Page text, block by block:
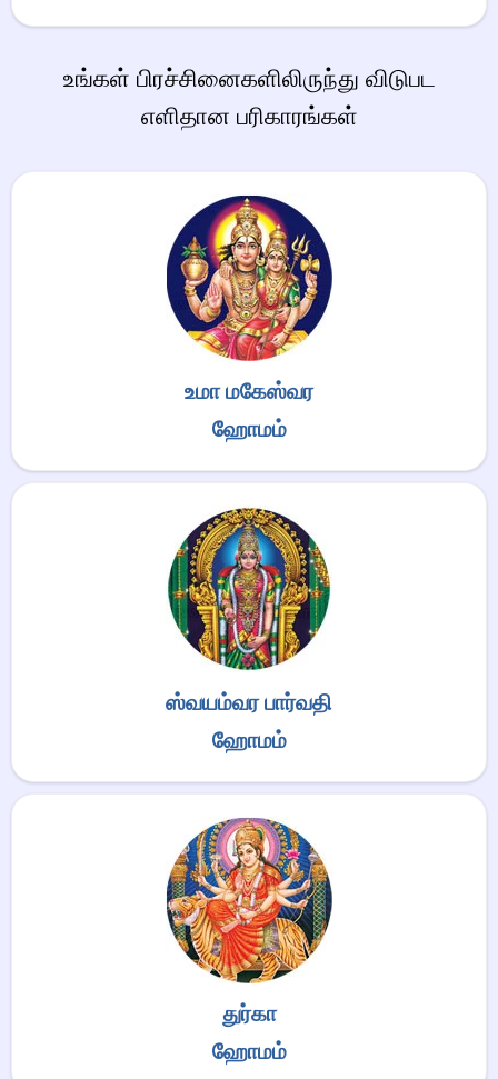
உங்கள் பிரச்சினைகளிலிருந்து விடுபட
எளிதான பரிகாரங்கள்
உமா மகேஸ்வர
ஹோமம்
ஸ்வயம்வர பார்வதி
ஹோமம்
துர்கா
ஹோமம்